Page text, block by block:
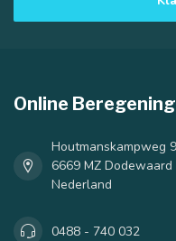
Online Beregening
Houtmanskampweg 9
6669 MZ Dodewaard
Nederland
0488 - 740 032